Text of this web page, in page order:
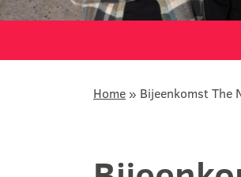
Home » Bijeenkomst The